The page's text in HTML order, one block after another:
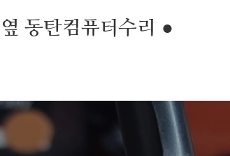
동탄컴퓨터수리 ●